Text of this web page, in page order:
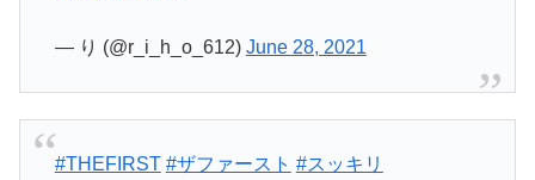
— り (@r_i_h_o_612) June 28, 2021
#THEFIRST #ザファースト #スッキリ